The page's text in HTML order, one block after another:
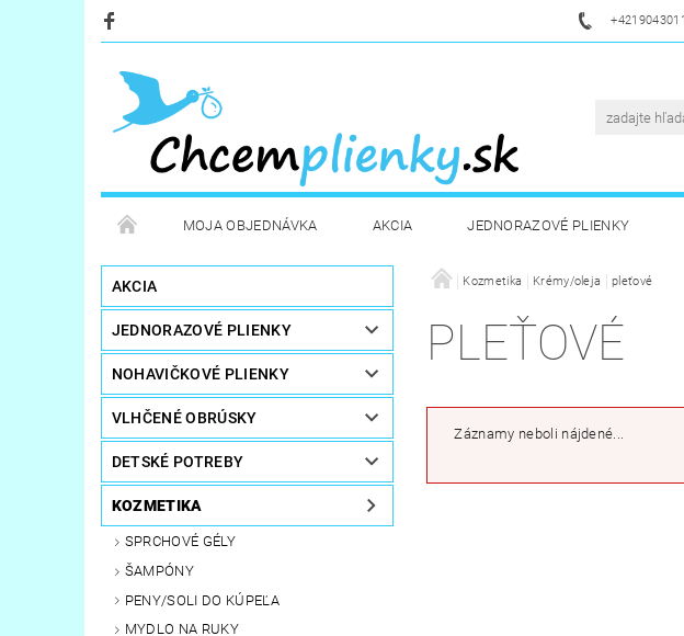
MOJA OBJEDNÁVKA AKCIA JEDNORAZOVÉ PLIENKY
KOZMETIKA DETSKÁ VÝŽIVA
STERILIZÁTORY A OHRIEVAČE DARČEKOVÉ POUKAZY AKUKU
AKCIA
JEDNORAZOVÉ PLIENKY
NOHAVIČKOVÉ PLIENKY
VLHČENÉ OBRÚSKY
DETSKÉ POTREBY
KOZMETIKA
SPRCHOVÉ GÉLY
ŠAMPÓNY
PENY/SOLI DO KÚPEĽA
MYDLO NA RUKY
Kozmetika Krémy/oleja pleťové
PLEŤOVÉ
Záznamy neboli nájdené...